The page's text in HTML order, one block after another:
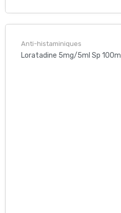
Anti-histaminiques
Loratadine 5mg/5ml Sp 100ml